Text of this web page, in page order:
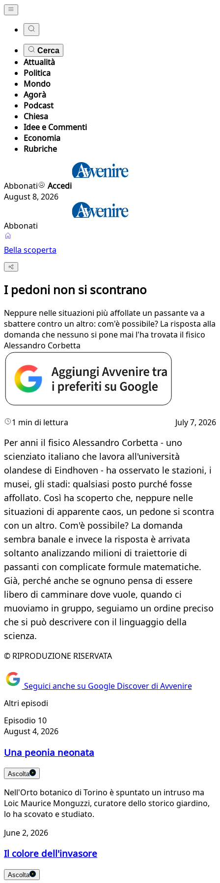
Cerca
Attualità
Politica
Mondo
Agorà
Podcast
Chiesa
Idee e Commenti
Economia
Rubriche
Abbonati
Accedi
August 8, 2026
Abbonati
Bella scoperta
I pedoni non si scontrano
Neppure nelle situazioni più affollate un passante va a
sbattere contro un altro: com'è possibile? La risposta alla
domanda che nessuno si pone mai l'ha trovata il fisico
Alessandro Corbetta
1 min di lettura July 7, 2026
Per anni il fisico Alessandro Corbetta - uno
scienziato italiano che lavora all'università
olandese di Eindhoven - ha osservato le stazioni, i
musei, gli stadi: qualsiasi posto purché fosse
affollato. Così ha scoperto che, neppure nelle
situazioni di apparente caos, un pedone si scontra
con un altro. Com'è possibile? La domanda
sembra banale e invece la risposta è arrivata
soltanto analizzando milioni di traiettorie di
passanti con complicate formule matematiche.
Già, perché anche se ognuno pensa di essere
libero di camminare dove vuole, quando ci
muoviamo in gruppo, seguiamo un ordine preciso
che si può descrivere con il linguaggio della
scienza.
© RIPRODUZIONE RISERVATA
Seguici anche su Google Discover di Avvenire
Altri episodi
Episodio 10
August 4, 2026
Una peonia neonata
Ascolta
Nell'Orto botanico di Torino è spuntato un intruso ma
Loic Maurice Monguzzi, curatore dello storico giardino,
lo ha scovato e studiato.
June 2, 2026
Il colore dell'invasore
Ascolta